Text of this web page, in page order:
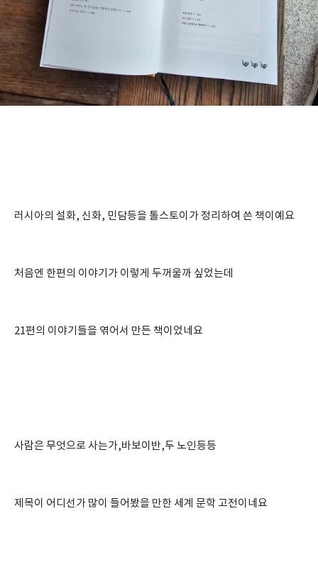
러시아의 설화, 신화, 민담등을 톨스토이가 정리하여 쓴 책이예요
처음엔 한편의 이야기가 이렇게 두꺼울까 싶었는데
21편의 이야기들을 엮어서 만든 책이었네요
사람은 무엇으로 사는가,바보이반,두 노인등등
제목이 어디선가 많이 들어봤을 만한 세계 문학 고전이네요